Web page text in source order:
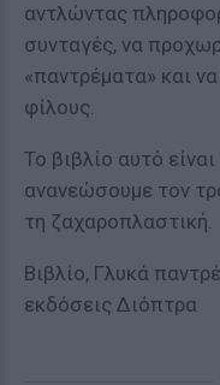
αντλώντας
συνταγές, να
«παντρέματα» και
φίλους.
Το βιβλίο αυτό
ανανεώσουμε τον
τη ζαχαροπλαστική.
Βιβλίο, Γλυκά
εκδόσεις Διόπτρα